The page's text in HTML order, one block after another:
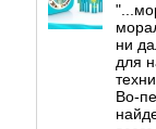
ни
для
Во-